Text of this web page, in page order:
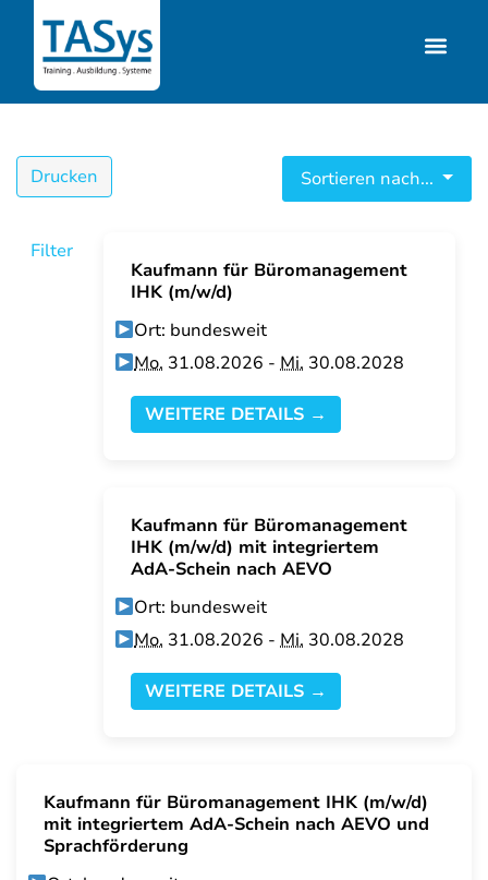
Drucken Sortieren nach...
Filter
Kaufmann für Büromanagement
IHK (m/w/d)
Ort: bundesweit
Mo. 31.08.2026 -Mi. 30.08.2028
WEITERE DETAILS →
Kaufmann für Büromanagement
IHK (m/w/d) mit integriertem
AdA-Schein nach AEVO
Ort: bundesweit
Mo. 31.08.2026 -Mi. 30.08.2028
WEITERE DETAILS →
Kaufmann für Büromanagement IHK (m/w/d)
mit integriertem AdA-Schein nach AEVO und
Sprachförderung